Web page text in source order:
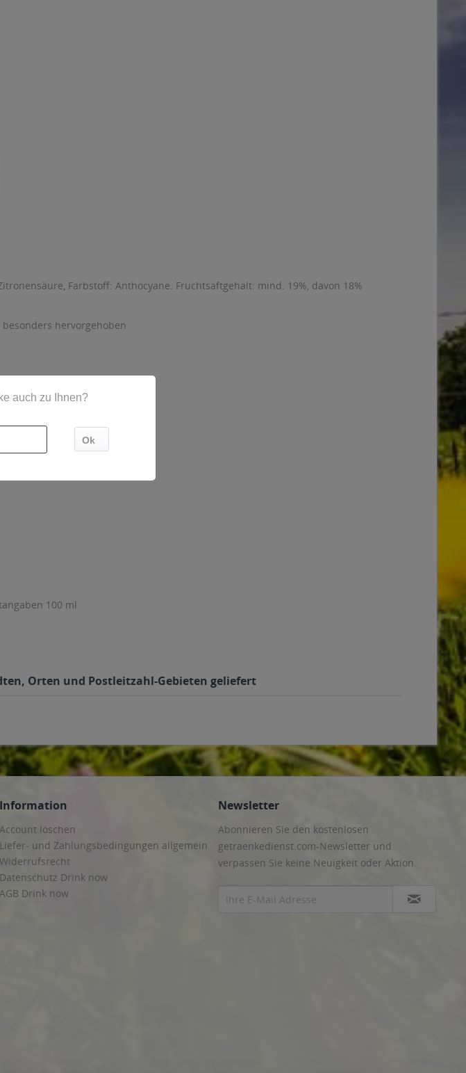
Farbstoff: Anthocyane. Fruchtsaftgehalt: mind. 19%, davon 18%
hervorgehoben
100 ml
Orten und Postleitzahl-Gebieten geliefert
Information
Account löschen
Liefer- und Zahlungsbedingungen allgemein
Widerrufsrecht
Datenschutz Drink now
AGB Drink now
Newsletter
Abonnieren Sie den kostenlosen
getraenkedienst.com-Newsletter und
verpassen Sie keine Neuigkeit oder Aktion.